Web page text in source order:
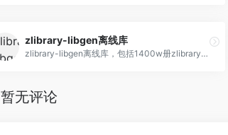
zlibrary-libgen离线库
zlibrary-libgen离线库，包括1400w册zlibrary书库和600w libgen书库
暂无评论